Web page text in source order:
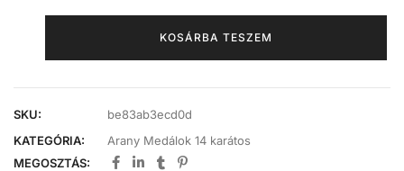
KOSÁRBA TESZEM
SKU:
be83ab3ecd0d
KATEGÓRIA:
Arany Medálok 14 karátos
MEGOSZTÁS: